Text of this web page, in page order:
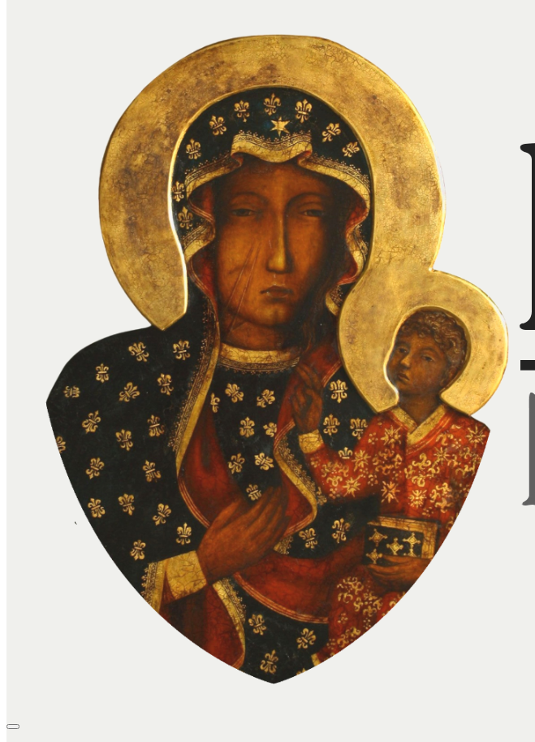
Święty Dominik de Guzman